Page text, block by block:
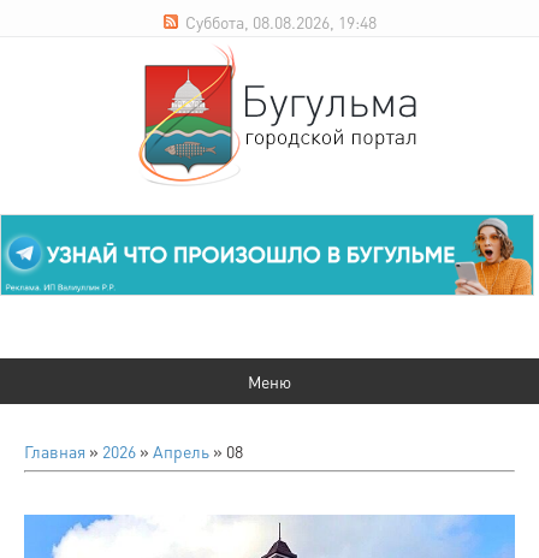
Суббота, 08.08.2026, 19:48
Главная » 2026 » Апрель » 08